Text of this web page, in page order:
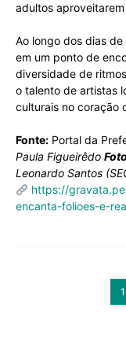
adultos
Ao longo dos dias
em um ponto de
diversidade de
o talento de artistas
culturais no coração
Fonte: Portal da
Paula Figueirêdo
Leonardo Santos
https://
encanta-folioes-e-
1